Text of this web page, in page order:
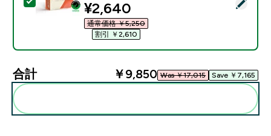
discounted price
¥2,640‎
通常価格 ￥5,250‎
割引 ￥2,610‎
合計 ￥9,850‎ Was ￥17,015‎ Save ￥7,165‎